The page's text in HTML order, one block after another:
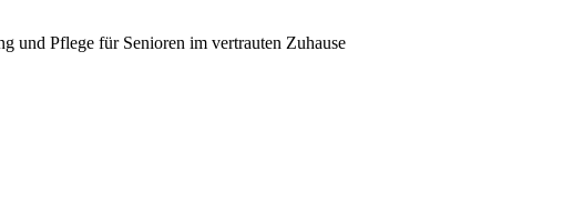
und Pflege für Senioren im vertrauten Zuhause